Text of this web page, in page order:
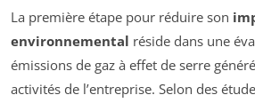
La première étape pour réduire son
environnemental réside dans une
émissions de gaz à effet de serre
activités de l’entreprise. Selon des